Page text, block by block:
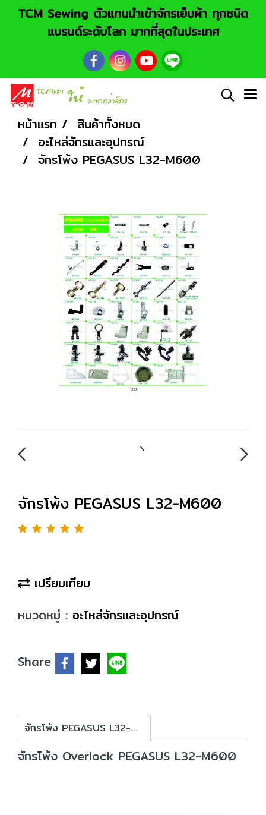
TCM Sewing ตัวแทนนำเข้าจักรเย็บผ้า ทุกชนิด
แบรนด์ระดับโลก มากที่สุดในประเทศ
หน้าแรก
สินค้าทั้งหมด
อะไหล่จักรและอุปกรณ์
จักรโพ้ง PEGASUS L32-M600
จักรโพ้ง PEGASUS L32-M600
เปรียบเทียบ
หมวดหมู่ : อะไหล่จักรและอุปกรณ์
Share
จักรโพ้ง PEGASUS L32-M600
จักรโพ้ง Overlock PEGASUS L32-M600